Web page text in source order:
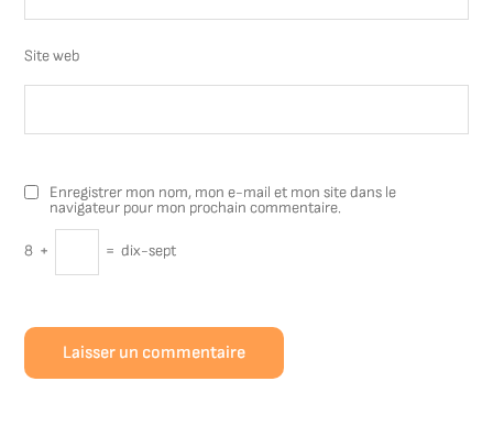
Site web
Enregistrer mon nom, mon e-mail et mon site dans le
navigateur pour mon prochain commentaire.
8 + = dix-sept